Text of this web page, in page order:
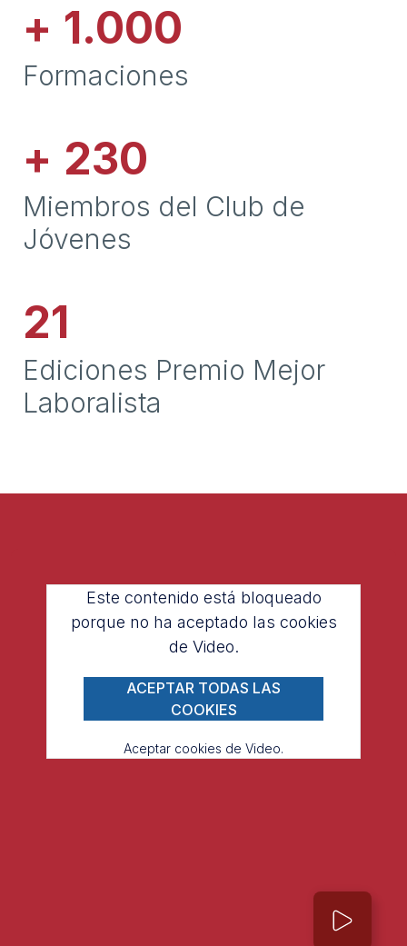
+ 1.000
Formaciones
+ 230
Miembros del Club de
Jóvenes
21
Ediciones Premio Mejor
Laboralista
Este contenido está bloqueado
porque no ha aceptado las cookies
de Video.
ACEPTAR TODAS LAS
COOKIES
Aceptar cookies de Video.